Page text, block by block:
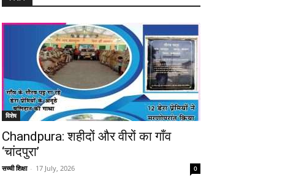
विशेष
Chandpura: शहीदों और वीरों का गाँव
‘चांदपुरा’
सच्ची शिक्षा - 17 July, 2026 0